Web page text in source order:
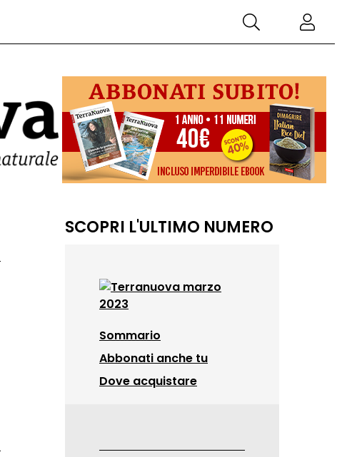
SCOPRI L'ULTIMO NUMERO
Sommario
Abbonati anche tu
Dove acquistare